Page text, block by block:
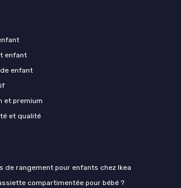
enfant
enfant
et premium
et qualité
de rangement pour enfants chez Ikea
compartimentée pour bébé ?